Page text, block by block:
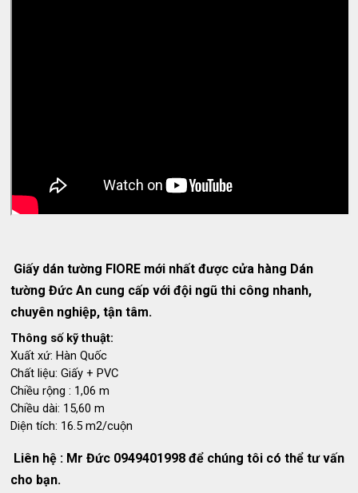
Giấy dán tường FIORE mới nhất được cửa hàng Dán
tường Đức An cung cấp với đội ngũ thi công nhanh,
chuyên nghiệp, tận tâm.
Thông số kỹ thuật:
Xuất xứ: Hàn Quốc
Chất liệu: Giấy + PVC
Chiều rộng : 1,06 m
Chiều dài: 15,60 m
Diện tích: 16.5 m2/cuộn
Liên hệ : Mr Đức 0949401998 để chúng tôi có thể tư vấn
cho bạn.